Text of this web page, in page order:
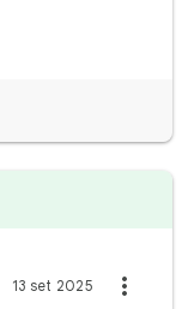
13 set 2025